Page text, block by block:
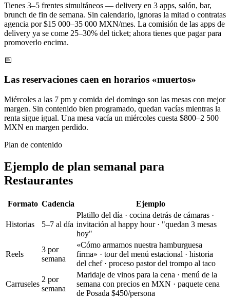
Tienes 3–5 frentes simultáneos — delivery en 3 apps, salón, bar,
brunch de fin de semana. Sin calendario, ignoras la mitad o contratas
agencia por $15 000–35 000 MXN/mes. La comisión de las apps de
delivery ya se come 25–30% del ticket; ahora tienes que pagar para
promoverlo encima.
📅
Las reservaciones caen en horarios «muertos»
Miércoles a las 7 pm y comida del domingo son las mesas con mejor
margen. Sin contenido bien programado, quedan vacías mientras la
renta sigue igual. Una mesa vacía un miércoles cuesta $800–2 500
MXN en margen perdido.
Plan de contenido
Ejemplo de plan semanal para
Restaurantes
Formato Cadencia Ejemplo
Historias 5–7 al día
Platillo del día · cocina detrás de cámaras ·
invitación al happy hour · "quedan 3 mesas
hoy"
Reels
3 por
semana
«Cómo armamos nuestra hamburguesa
firma» · tour del menú estacional · historia
del chef · proceso pastor del trompo al taco
Carruseles
2 por
semana
Maridaje de vinos para la cena · menú de la
semana con precios en MXN · paquete cena
de Posada $450/persona